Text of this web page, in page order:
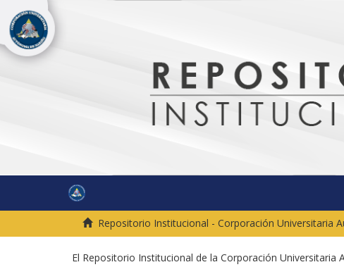
Repositorio Institucional - Corporación Universitaria
El Repositorio Institucional de la Corporación